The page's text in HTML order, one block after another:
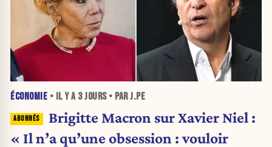
ÉCONOMIE • IL Y A 3 JOURS• PAR J.PE
Brigitte Macron sur Xavier Niel :
« Il n’a qu’une obsession : vouloir